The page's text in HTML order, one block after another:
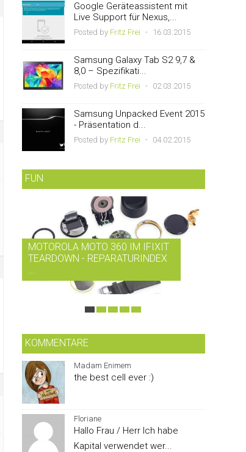
Google Geräteassistent mit
Live Support für Nexus,...
Posted by Fritz Frei - 16.03.2015
Samsung Galaxy Tab S2 9,7 &
8,0 – Spezifikati...
Posted by Fritz Frei - 02.03.2015
Samsung Unpacked Event 2015
- Präsentation d...
Posted by Fritz Frei - 04.02.2015
FUN
MOTOROLA MOTO 360 IM IFIXIT
TEARDOWN - REPARATURINDEX
...
KOMMENTARE
Madam Enimem
the best cell ever :)
Floriane
Hallo Frau / Herr Ich habe
Kapital verwendet wer...